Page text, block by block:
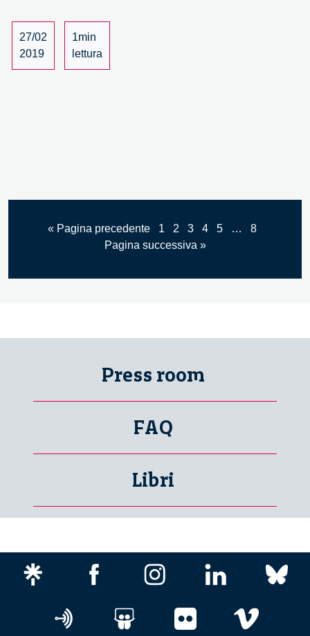
27/02
2019
1min
lettura
« Pagina precedente 1 2 3 4 5 …
8
Pagina successiva »
Press room
FAQ
Libri